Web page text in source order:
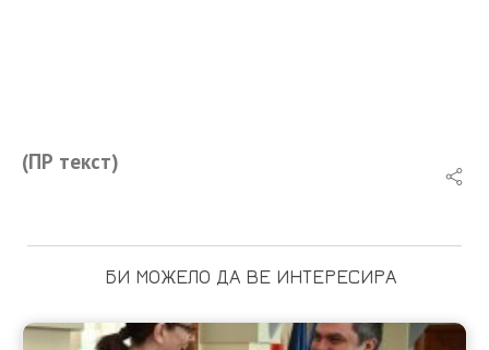
(ПР текст)
БИ МОЖЕЛО ДА ВЕ ИНТЕРЕСИРА